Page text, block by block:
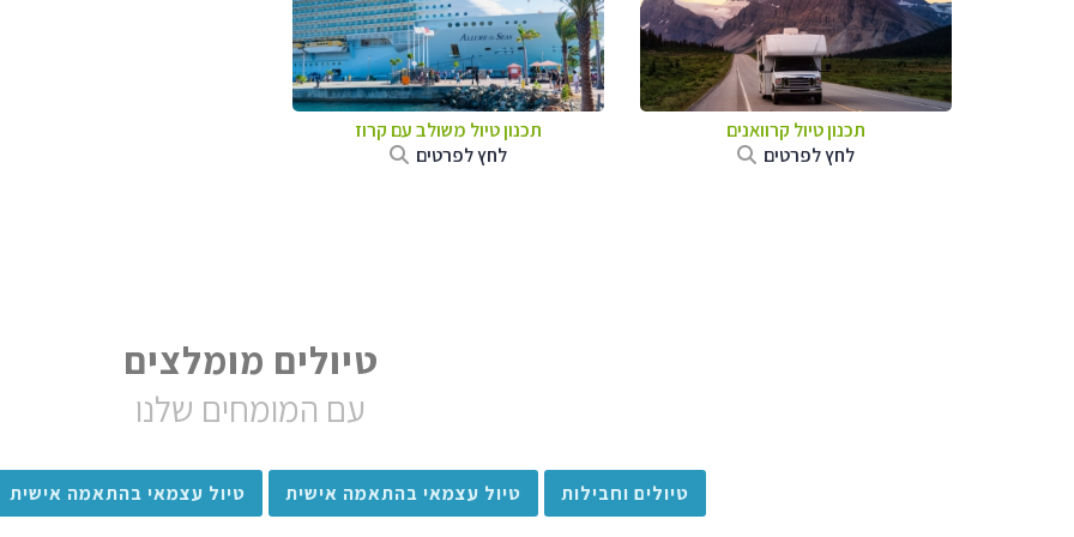
תכנון טיול קרוואנים
לחץ לפרטים
תכנון טיול משולב עם קרוז
לחץ לפרטים
טיולים מומלצים
עם המומחים שלנו
טיולים וחבילות טיול עצמאי בהתאמה אישית טיול עצמאי בהתאמה אישית